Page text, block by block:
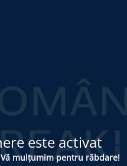
este activat
mulțumim pentru răbdare!